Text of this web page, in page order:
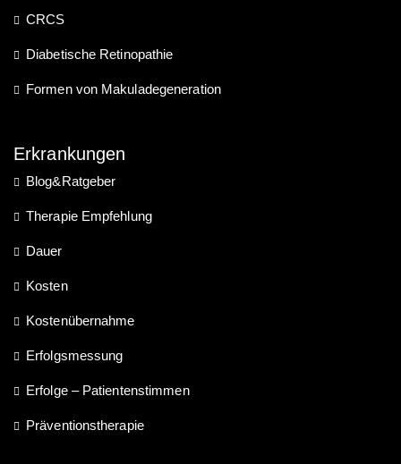
CRCS
Diabetische Retinopathie
Formen von Makuladegeneration
Erkrankungen
Blog&Ratgeber
Therapie Empfehlung
Dauer
Kosten
Kostenübernahme
Erfolgsmessung
Erfolge – Patientenstimmen
Präventionstherapie